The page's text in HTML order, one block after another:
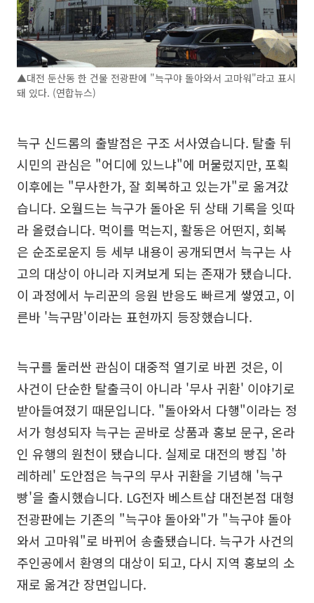
▲대전 둔산동 한 건물 전광판에 "늑구야 돌아와서 고마워"라고 표시
돼 있다. (연합뉴스)
늑구 신드롬의 출발점은 구조 서사였습니다. 탈출 뒤
시민의 관심은 "어디에 있느냐"에 머물렀지만, 포획
이후에는 "무사한가, 잘 회복하고 있는가"로 옮겨갔
습니다. 오월드는 늑구가 돌아온 뒤 상태 기록을 잇따
라 올렸습니다. 먹이를 먹는지, 활동은 어떤지, 회복
은 순조로운지 등 세부 내용이 공개되면서 늑구는 사
고의 대상이 아니라 지켜보게 되는 존재가 됐습니다.
이 과정에서 누리꾼의 응원 반응도 빠르게 쌓였고, 이
른바 '늑구맘'이라는 표현까지 등장했습니다.
늑구를 둘러싼 관심이 대중적 열기로 바뀐 것은, 이
사건이 단순한 탈출극이 아니라 '무사 귀환' 이야기로
받아들여졌기 때문입니다. "돌아와서 다행"이라는 정
서가 형성되자 늑구는 곧바로 상품과 홍보 문구, 온라
인 유행의 원천이 됐습니다. 실제로 대전의 빵집 '하
레하레' 도안점은 늑구의 무사 귀환을 기념해 '늑구
빵'을 출시했습니다. LG전자 베스트샵 대전본점 대형
전광판에는 기존의 "늑구야 돌아와"가 "늑구야 돌아
와서 고마워"로 바뀌어 송출됐습니다. 늑구가 사건의
주인공에서 환영의 대상이 되고, 다시 지역 홍보의 소
재로 옮겨간 장면입니다.